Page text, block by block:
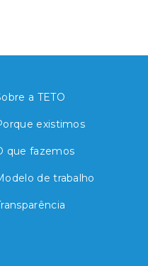
a TETO
existimos
que fazemos
de trabalho